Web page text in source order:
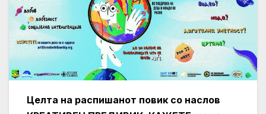
Целта на распишанот повик со наслов